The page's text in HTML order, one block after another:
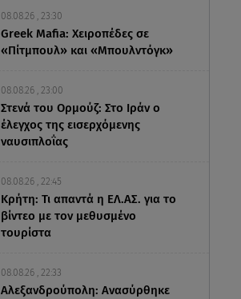
08.08.26 , 23:30
Greek Mafia: Χειροπέδες σε
«Πίτμπουλ» και «Μπουλντόγκ»
08.08.26 , 23:00
Στενά του Ορμούζ: Στο Ιράν ο
έλεγχος της εισερχόμενης
ναυσιπλοΐας
08.08.26 , 22:45
Κρήτη: Τι απαντά η ΕΛ.ΑΣ. για το
βίντεο με τον μεθυσμένο
τουρίστα
08.08.26 , 22:33
Αλεξανδρούπολη: Ανασύρθηκε